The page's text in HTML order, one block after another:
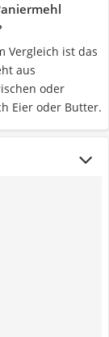
Vergleich ist das
aus
oder
Eier oder Butter.